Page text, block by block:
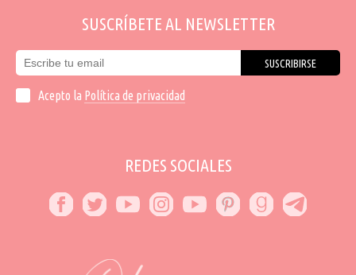
SUSCRÍBETE AL NEWSLETTER
SUSCRIBIRSE
Acepto la Política de privacidad
REDES SOCIALES